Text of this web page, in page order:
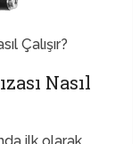
Çalışır?
Nasıl